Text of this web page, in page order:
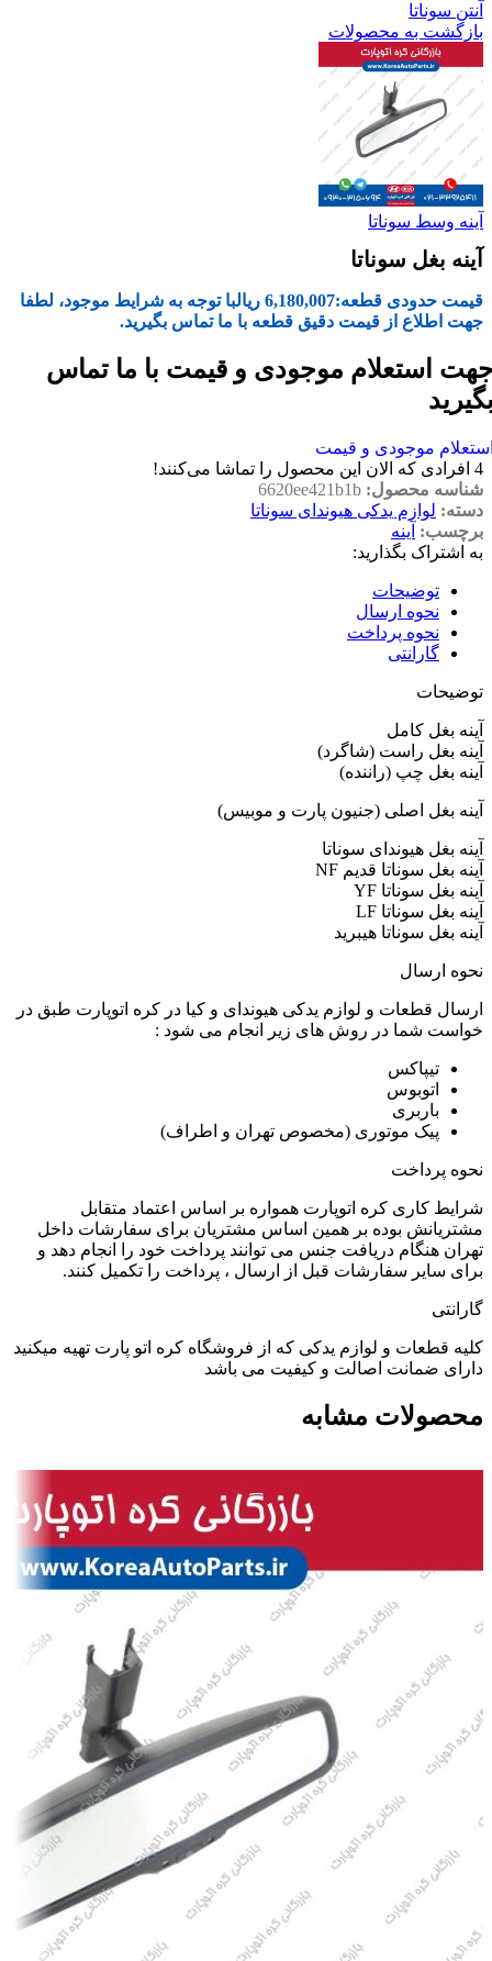
آنتن سوناتا
بازگشت به محصولات
آینه وسط سوناتا
آینه بغل سوناتا
قیمت حدودی قطعه:6,180,007 ریالبا توجه به شرایط موجود، لطفا
جهت اطلاع از قیمت دقیق قطعه با ما تماس بگیرید.
استعلام موجودی و قیمت با ما تماس
موجودی و قیمت
4 افرادی که الان این محصول را تماشا می‌کنند!
شناسه محصول: 6620ee421b1b
دسته: لوازم یدکی هیوندای سوناتا
برچسب: آینه
به اشتراک بگذارید:
توضیحات
نحوه ارسال
نحوه پرداخت
گارانتی
توضیحات
آینه بغل کامل
آینه بغل راست (شاگرد)
آینه بغل چپ (راننده)
آینه بغل اصلی (جنیون پارت و موبیس)
آینه بغل هیوندای سوناتا
آینه بغل سوناتا قدیم NF
آینه بغل سوناتا YF
آینه بغل سوناتا LF
آینه بغل سوناتا هیبرید
نحوه ارسال
ارسال قطعات و لوازم یدکی هیوندای و کیا در کره اتوپارت طبق در
خواست شما در روش های زیر انجام می شود :
تیپاکس
اتوبوس
باربری
پیک موتوری (مخصوص تهران و اطراف)
نحوه پرداخت
شرایط کاری کره اتوپارت همواره بر اساس اعتماد متقابل
مشتریانش بوده بر همین اساس مشتریان برای سفارشات داخل
تهران هنگام دریافت جنس می توانند پرداخت خود را انجام دهد و
برای سایر سفارشات قبل از ارسال ، پرداخت را تکمیل کنند.
گارانتی
کلیه قطعات و لوازم یدکی که از فروشگاه کره اتو پارت تهیه میکنید
دارای ضمانت اصالت و کیفیت می باشد
محصولات مشابه